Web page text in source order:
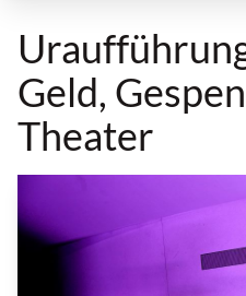
Geld,
Theater